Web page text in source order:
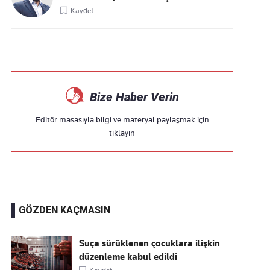
Kaydet
Bize Haber Verin
Editör masasıyla bilgi ve materyal paylaşmak için
tıklayın
GÖZDEN KAÇMASIN
Suça sürüklenen çocuklara ilişkin
düzenleme kabul edildi